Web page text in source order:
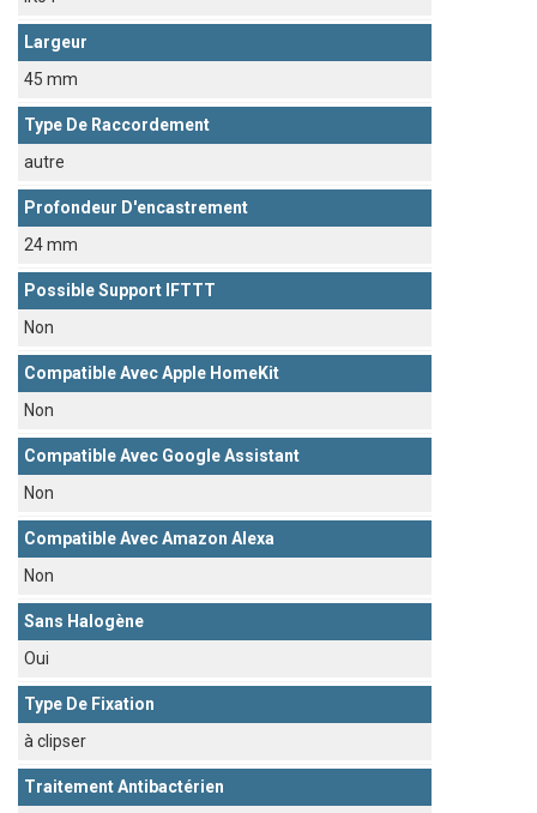
Largeur
45 mm
Type De Raccordement
autre
Profondeur D'encastrement
24 mm
Possible Support IFTTT
Non
Compatible Avec Apple HomeKit
Non
Compatible Avec Google Assistant
Non
Compatible Avec Amazon Alexa
Non
Sans Halogène
Oui
Type De Fixation
à clipser
Traitement Antibactérien